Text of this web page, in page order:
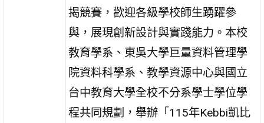
揭競賽，歡迎各級學校師生踴躍參
與，展現創新設計與實踐能力。本校
教育學系、東吳大學巨量資料管理學
院資料科學系、教學資源中心與國立
台中教育大學全校不分系學士學位學
程共同規劃，舉辦「115年Kebbi凱比